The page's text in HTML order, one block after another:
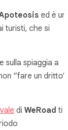
ed è
turisti, che si
sulla spiaggia a
“fare un dritto”
di WeRoad ti